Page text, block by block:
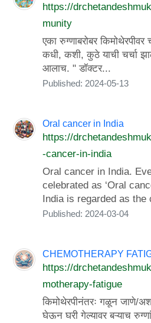
https://
munity
एका रुग्णाबरोबर किमोथेरपीवर
कधी, कशी, कुठे याची चर्चा
आलाच. " डॉक्टर...
Published: 2024-05-13
Oral cancer in India
https://
-cancer-in-india
Oral cancer in India.
celebrated as ‘Oral
India is regarded as the
Published: 2024-03-04
CHEMOTHERAPY
https://
motherapy-fatigue
किमोथेरपीनंतरः गळून जाणे/
घेऊन घरी गेल्यावर बऱ्याच